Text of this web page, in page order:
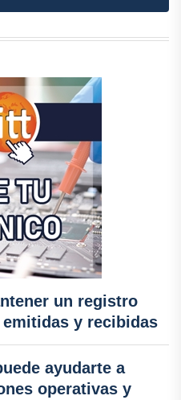
un registro
y recibidas
ayudarte a
operativas y